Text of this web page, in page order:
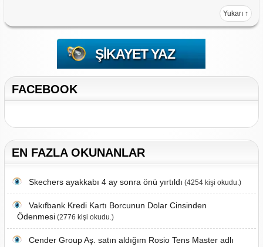
Yukarı ↑
ŞIKAYET YAZ
FACEBOOK
EN FAZLA OKUNANLAR
Skechers ayakkabı 4 ay sonra önü yırtıldı (4254 kişi okudu.)
Vakıfbank Kredi Kartı Borcunun Dolar Cinsinden
Ödenmesi(2776 kişi okudu.)
Cender Group Aş. satın aldığım Rosio Tens Master adlı